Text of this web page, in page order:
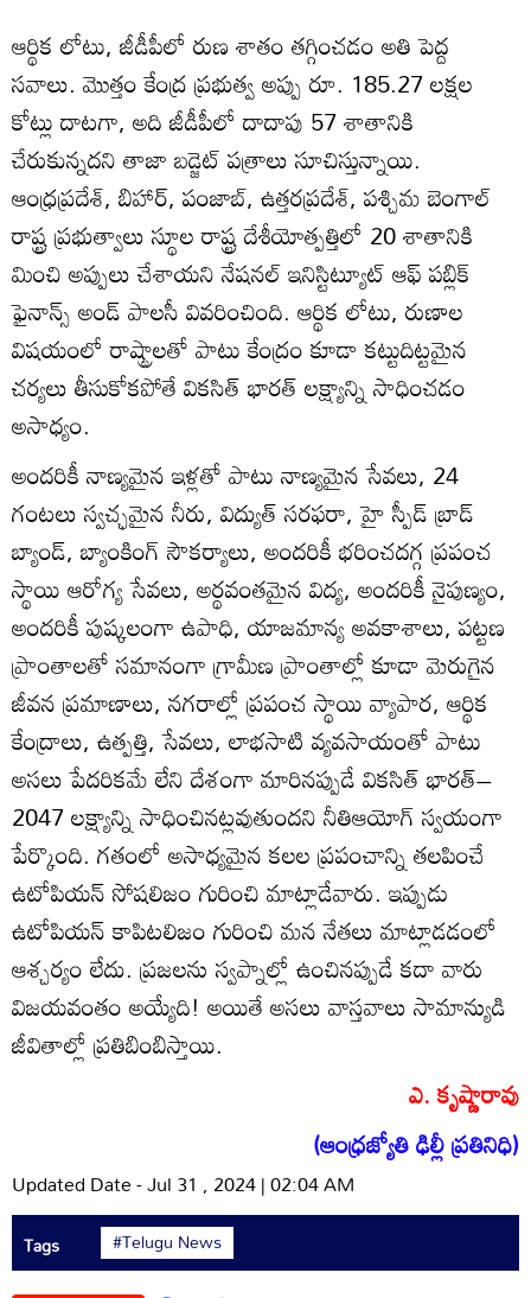
ఆర్థిక లోటు, జీడీపీలో రుణ శాతం తగ్గించడం అతి పెద్ద
సవాలు. మొత్తం కేంద్ర ప్రభుత్వ అప్పు రూ. 185.27 లక్షల
కోట్లు దాటగా, అది జీడీపీలో దాదాపు 57 శాతానికి
చేరుకున్నదని తాజా బడ్జెట్ పత్రాలు సూచిస్తున్నాయి.
ఆంధ్రప్రదేశ్, బిహార్, పంజాబ్, ఉత్తరప్రదేశ్, పశ్చిమ బెంగాల్
రాష్ట్ర ప్రభుత్వాలు స్థూల రాష్ట్ర దేశీయోత్పత్తిలో 20 శాతానికి
మించి అప్పులు చేశాయని నేషనల్ ఇనిస్టిట్యూట్ ఆఫ్ పబ్లిక్
ఫైనాన్స్ అండ్ పాలసీ వివరించింది. ఆర్థిక లోటు, రుణాల
విషయంలో రాష్ట్రాలతో పాటు కేంద్రం కూడా కట్టుదిట్టమైన
చర్యలు తీసుకోకపోతే వికసిత్ భారత్ లక్ష్యాన్ని సాధించడం
అసాధ్యం.
అందరికీ నాణ్యమైన ఇళ్లతో పాటు నాణ్యమైన సేవలు, 24
గంటలు స్వచ్ఛమైన నీరు, విద్యుత్ సరఫరా, హై స్పీడ్ బ్రాడ్
బ్యాండ్, బ్యాంకింగ్ సౌకర్యాలు, అందరికీ భరించదగ్గ ప్రపంచ
స్థాయి ఆరోగ్య సేవలు, అర్థవంతమైన విద్య, అందరికీ నైపుణ్యం,
అందరికీ పుష్కలంగా ఉపాధి, యాజమాన్య అవకాశాలు, పట్టణ
ప్రాంతాలతో సమానంగా గ్రామీణ ప్రాంతాల్లో కూడా మెరుగైన
జీవన ప్రమాణాలు, నగరాల్లో ప్రపంచ స్థాయి వ్యాపార, ఆర్థిక
కేంద్రాలు, ఉత్పత్తి, సేవలు, లాభసాటి వ్యవసాయంతో పాటు
అసలు పేదరికమే లేని దేశంగా మారినప్పుడే వికసిత్ భారత్–
2047 లక్ష్యాన్ని సాధించినట్లవుతుందని నీతిఆయోగ్ స్వయంగా
పేర్కొంది. గతంలో అసాధ్యమైన కలల ప్రపంచాన్ని తలపించే
ఉటోపియన్ సోషలిజం గురించి మాట్లాడేవారు. ఇప్పుడు
ఉటోపియన్ కాపిటలిజం గురించి మన నేతలు మాట్లాడడంలో
ఆశ్చర్యం లేదు. ప్రజలను స్వప్నాల్లో ఉంచినప్పుడే కదా వారు
విజయవంతం అయ్యేది! అయితే అసలు వాస్తవాలు సామాన్యుడి
జీవితాల్లో ప్రతిబింబిస్తాయి.
ఎ. కృష్ణారావు
(ఆంధ్రజ్యోతి ఢిల్లీ ప్రతినిధి)
Updated Date - Jul 31 , 2024 | 02:04 AM
Tags #Telugu News